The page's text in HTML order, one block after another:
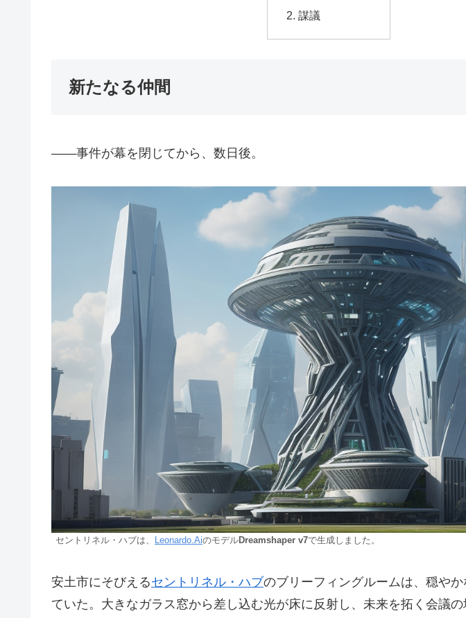
謀議
新たなる仲間
――事件が幕を閉じてから、数日後。
セントリネル・ハブは、 Leonardo.AiのモデルDreamshaper v7で生成しました。
安土市にそびえるセントリネル・ハブのブリーフィングルームは、穏や
ていた。大きなガラス窓から差し込む光が床に反射し、未来を拓く会議